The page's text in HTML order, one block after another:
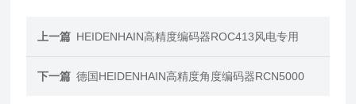
上一篇 HEIDENHAIN高精度编码器ROC413风电专用
下一篇 德国HEIDENHAIN高精度角度编码器RCN5000